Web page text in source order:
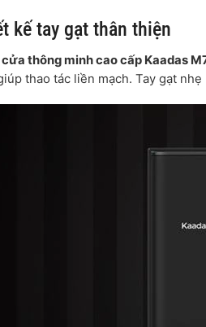
kế tay gạt thân thiện
cửa thông minh cao cấp Kaadas
thao tác liền mạch. Tay gạt